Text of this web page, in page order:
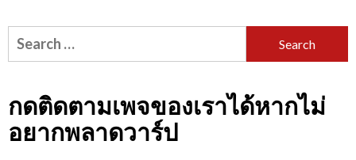
Search
for:
กดติดตามเพจของเราได้หากไม่
อยากพลาดวาร์ป